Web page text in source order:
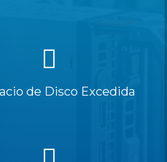
de Disco Excedida